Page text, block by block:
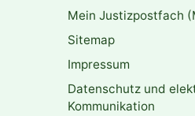
Mein Justizpostfach
Sitemap
Impressum
Datenschutz und
Kommunikation